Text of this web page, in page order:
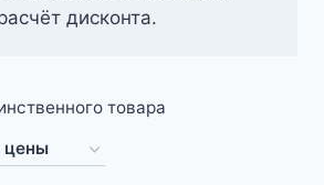
дисконта.
товара